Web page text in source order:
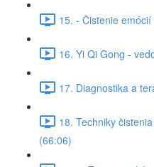
15. - Čistenie
16. Yi Qi Gong -
17. Diagnostika a
18. Techniky
(66:06)